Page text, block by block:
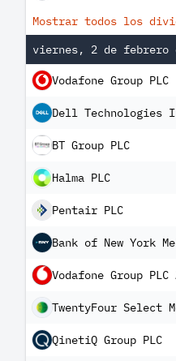
Mostrar todos los
viernes, 2 de febrero
Vodafone Group PLC
Dell Technologies
BT Group PLC
Halma PLC
Pentair PLC
Bank of New York
Vodafone Group PLC
TwentyFour Select
QinetiQ Group PLC